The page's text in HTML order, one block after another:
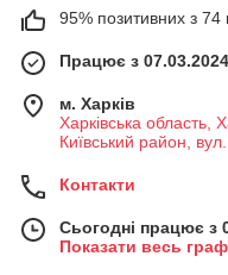
95% позитивних з 74
Працює з 07.03.2024
м. Харків
Харківська область,
Київський район,
Контакти
Сьогодні працює з
Показати весь